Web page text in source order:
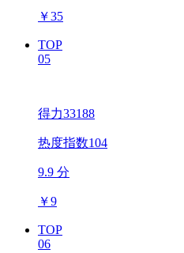
￥35
TOP
05
得力33188
热度指数104
9.9 分
￥9
TOP
06